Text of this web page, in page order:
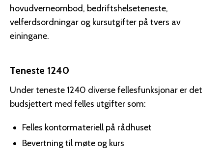
hovudverneombod, bedriftshelseteneste,
velferdsordningar og kursutgifter på tvers av
einingane.
Teneste 1240
Under teneste 1240 diverse fellesfunksjonar er det
budsjettert med felles utgifter som:
Felles kontormateriell på rådhuset
Bevertning til møte og kurs